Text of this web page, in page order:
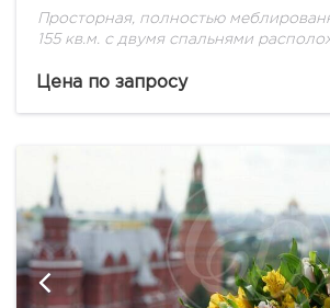
Просторная, полностью
155 кв.м. с двумя спальнями
Французские окна в пол. Вид на
Цена по запросу